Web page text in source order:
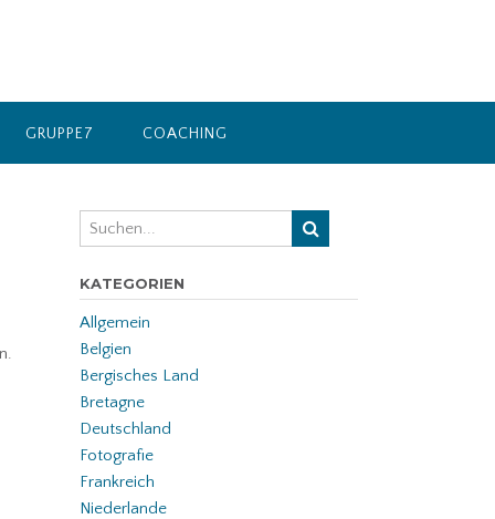
GRUPPE7 COACHING
KATEGORIEN
Allgemein
Belgien
Bergisches Land
Bretagne
Deutschland
Fotografie
Frankreich
Niederlande